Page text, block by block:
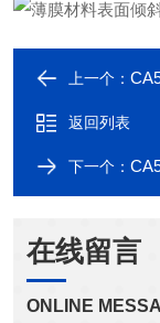
上一个：
返回列表
下一个：
在线留言
ONLINE